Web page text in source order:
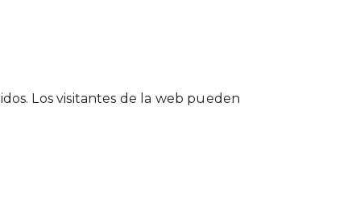
Los visitantes de la web pueden